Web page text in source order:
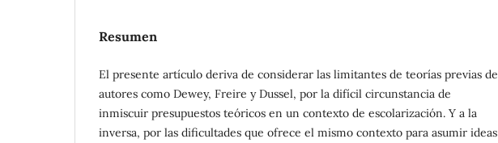
Resumen
El presente artículo deriva de considerar las limitantes de teorías previas de
autores como Dewey, Freire y Dussel, por la difícil circunstancia de
inmiscuir presupuestos teóricos en un contexto de escolarización. Y a la
inversa, por las dificultades que ofrece el mismo contexto para asumir ideas